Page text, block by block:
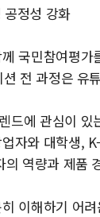
정성 강화
국민참여평
전 과정은 유
드에 관심이
자와 대학생,
역량과 제품
이해하기 어